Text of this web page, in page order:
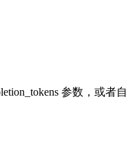
参数，或者自